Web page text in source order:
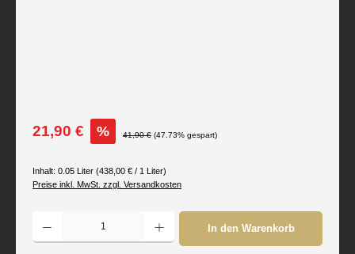
Verkaufspreis:
21,90 € % Regulärer Preis:
41,90 € (47.73% gespart)
Inhalt: 0.05 Liter (438,00 € / 1 Liter)
Preise inkl. MwSt. zzgl. Versandkosten
Produkt Anzahl: Gib den gewünschten Wert ein oder benutze die Schaltflächen um
In den Warenkorb